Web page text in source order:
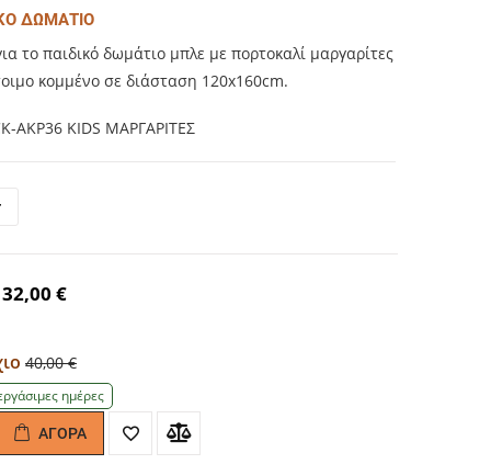
ΔΩΜΑΤΙΟ
το παιδικό δωμάτιο μπλε με πορτοκαλί μαργαρίτες
κομμένο σε διάσταση 120x160cm.
ΑΚΡ36 KIDS ΜΑΡΓΑΡΙΤΕΣ
32,00 €
40,00 €
ημέρες
ΑΓΟΡΆ